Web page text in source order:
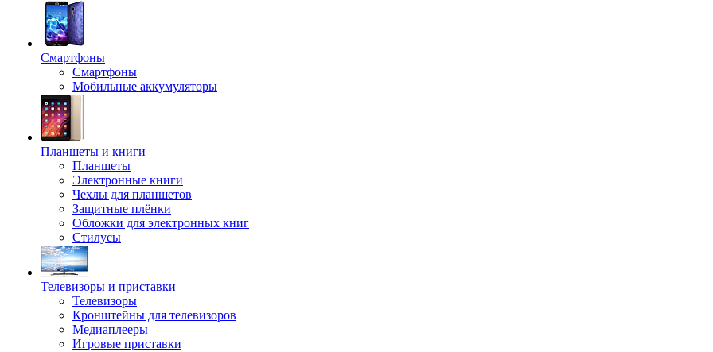
Смартфоны
Смартфоны
Мобильные аккумуляторы
Планшеты и книги
Планшеты
Электронные книги
Чехлы для планшетов
Защитные плёнки
Обложки для электронных книг
Стилусы
Телевизоры и приставки
Телевизоры
Кронштейны для телевизоров
Медиаплееры
Игровые приставки